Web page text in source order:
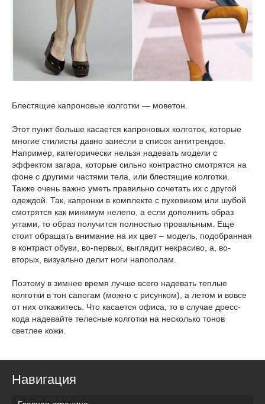
Блестящие капроновые колготки — моветон.
Этот пункт больше касается капроновых колготок, которые
многие стилисты давно занесли в список антитрендов.
Например, категорически нельзя надевать модели с
эффектом загара, которые сильно контрастно смотрятся на
фоне с другими частями тела, или блестящие колготки.
Также очень важно уметь правильно сочетать их с другой
одеждой. Так, капронки в комплекте с пуховиком или шубой
смотрятся как минимум нелепо, а если дополнить образ
уггами, то образ получится полностью провальным. Еще
стоит обращать внимание на их цвет – модель, подобранная
в контраст обуви, во-первых, выглядит некрасиво, а, во-
вторых, визуально делит ноги напополам.
Поэтому в зимнее время лучше всего надевать теплые
колготки в тон сапогам (можно с рисунком), а летом и вовсе
от них откажитесь. Что касается офиса, то в случае дресс-
кода надевайте телесные колготки на несколько тонов
светлее кожи.
Навигация